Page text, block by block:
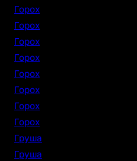
Горох
Горох
Горох
Горох
Горох
Горох
Горох
Горох
Груша
Груша